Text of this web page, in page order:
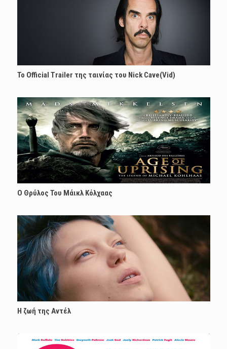
Το Official Trailer της ταινίας του Nick Cave(Vid)
Ο Θρύλος Του Μάικλ Κόλχαας
Η ζωή της Αντέλ